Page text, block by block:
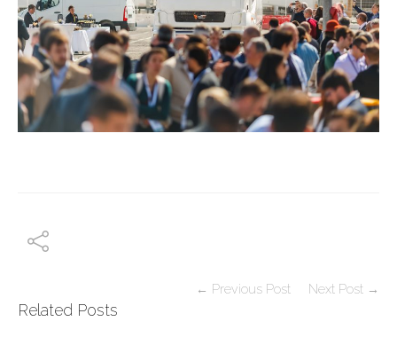
Related Posts
← Previous Post Next Post →